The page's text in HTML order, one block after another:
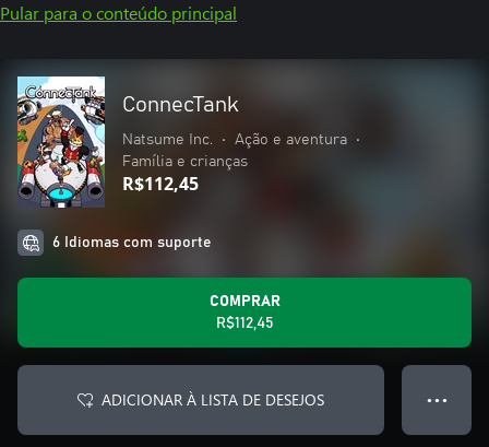
Pular para o conteúdo principal
ConnecTank
Natsume Inc. • Ação e aventura
•
Família e crianças
R$112,45
6 Idiomas com suporte
COMPRAR
R$112,45
ADICIONAR À LISTA DE DESEJOS ● ● ●